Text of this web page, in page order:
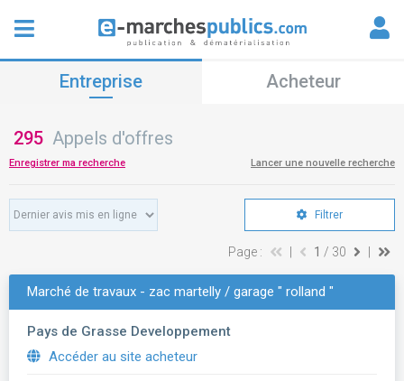
Entreprise Acheteur
295 Appels d'offres
Enregistrer ma recherche Lancer une nouvelle recherche
Filtrer
Page : 1 / 30
Marché de travaux - zac martelly / garage " rolland "
Pays de Grasse Developpement
Accéder au site acheteur